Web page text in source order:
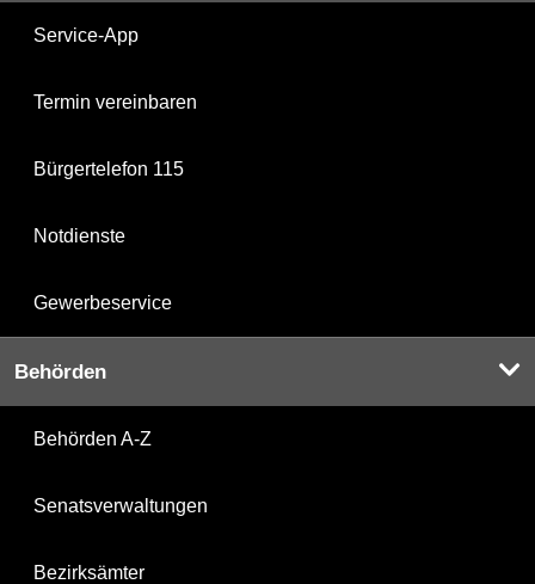
Service-App
Termin vereinbaren
Bürgertelefon 115
Notdienste
Gewerbeservice
Behörden
Behörden A-Z
Senatsverwaltungen
Bezirksämter